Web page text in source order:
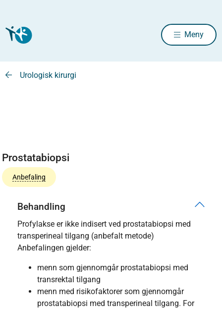
Meny
Urologisk kirurgi
Prostatabiopsi
Anbefaling
Behandling
Profylakse er ikke indisert ved prostatabiopsi med
transperineal tilgang (anbefalt metode)
Anbefalingen gjelder:
menn som gjennomgår prostatabiopsi med
transrektal tilgang
menn med risikofaktorer som gjennomgår
prostatabiopsi med transperineal tilgang. For